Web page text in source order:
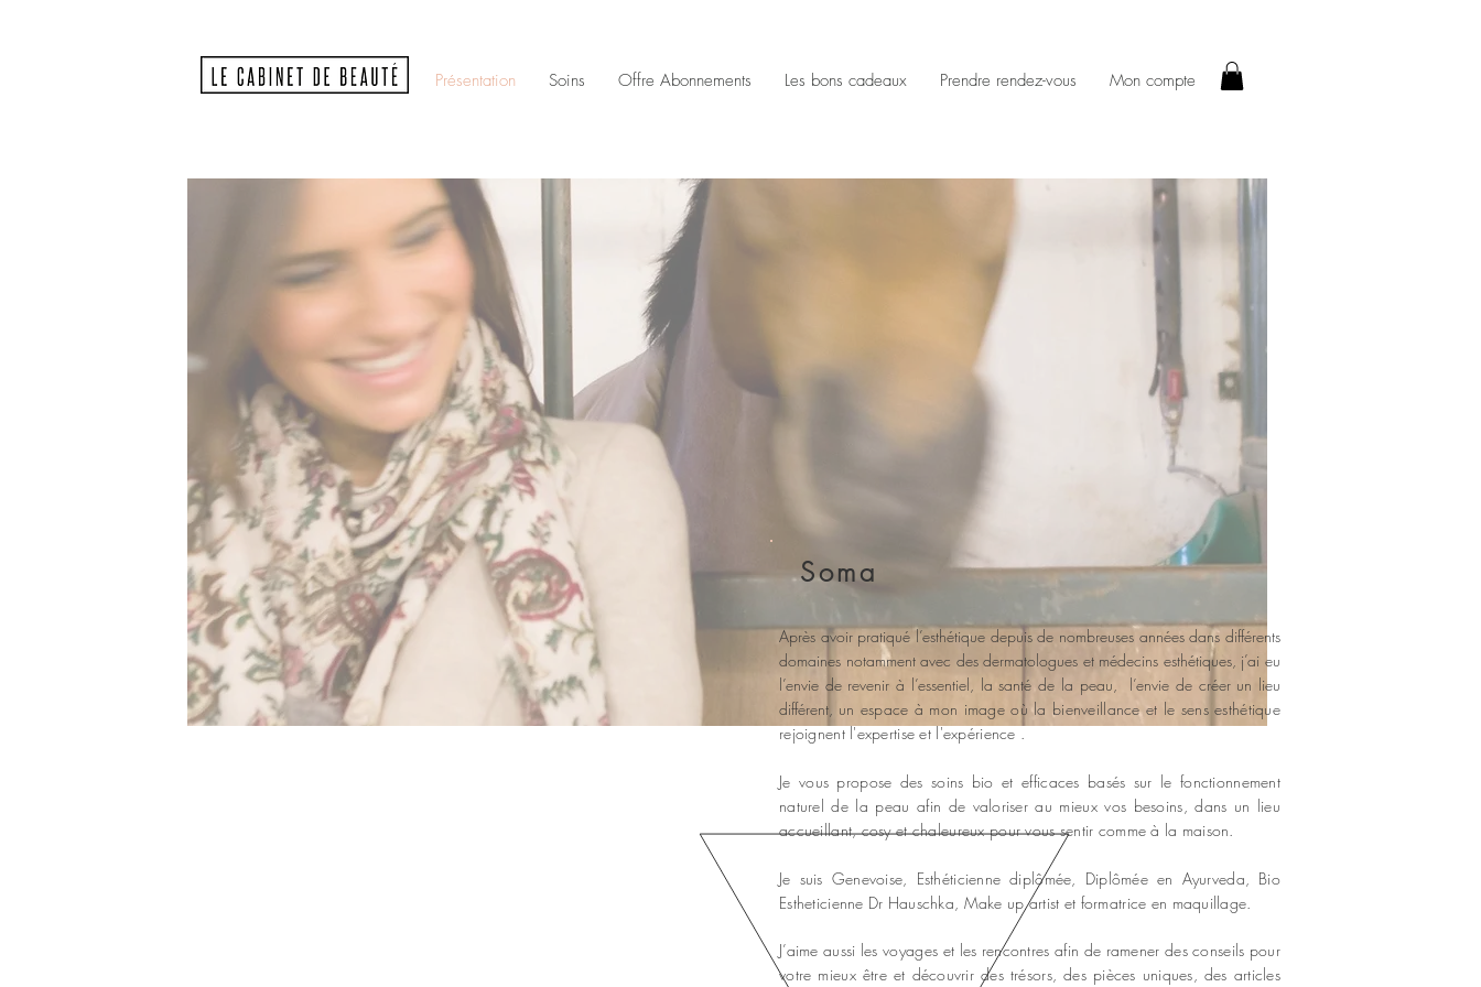
Présentation Soins Offre Abonnements Les bons cadeaux Prendre rendez-vous Mon compte
Soma
Après avoir pratiqué l’esthétique depuis de nombreuses années dans différents
domaines notamment avec des dermatologues et médecins esthétiques, j’ai eu
l’envie de revenir à l’essentiel, la santé de la peau, l’envie de créer un lieu
différent, un espace à mon image où la bienveillance et le sens esthétique
rejoignent l'expertise et l'expérience .
Je vous propose des soins bio et efficaces basés sur le fonctionnement
naturel de la peau afin de valoriser au mieux vos besoins, dans un lieu
accueillant, cosy et chaleureux pour vous sentir comme à la maison.
Je suis Genevoise, Esthéticienne diplômée, Diplômée en Ayurveda, Bio
Estheticienne Dr Hauschka, Make up artist et formatrice en maquillage.
J’aime aussi les voyages et les rencontres afin de ramener des conseils pour
votre mieux être et découvrir des trésors, des pièces uniques, des articles